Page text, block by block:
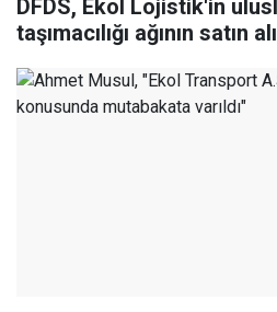
DFDS, Ekol Lojistik'in
taşımacılığı ağının satın